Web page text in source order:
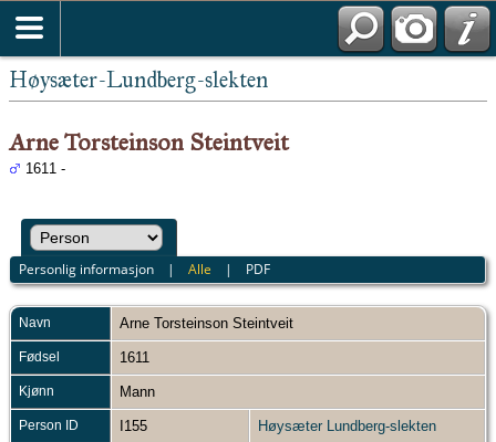
Høysæter-Lundberg-slekten
Arne Torsteinson Steintveit
1611 -
Personlig informasjon |Alle | PDF
Navn Arne Torsteinson Steintveit
Fødsel 1611
Kjønn Mann
Person ID I155 Høysæter Lundberg-slekten